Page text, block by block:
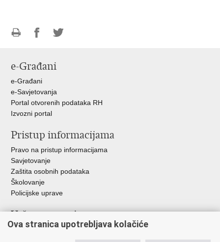
FacebookuTwitteru
e-Građani
e-Građani
e-Savjetovanja
Portal otvorenih podataka RH
Izvozni portal
Pristup informacijama
Pravo na pristup informacijama
Savjetovanje
Zaštita osobnih podataka
Školovanje
Policijske uprave
Važne poveznice
Ministarstvo unutarnjih poslova
Ova stranica upotrebljava kolačiće